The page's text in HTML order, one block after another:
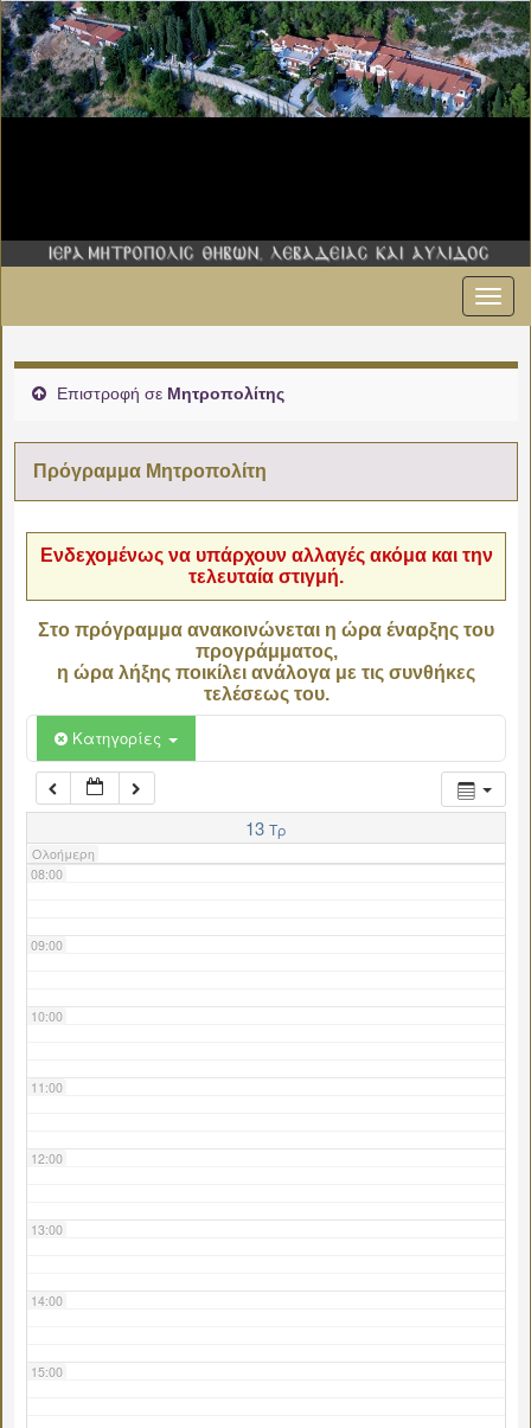
Επιστροφή σε Μητροπολίτης
Πρόγραμμα Μητροπολίτη
Ενδεχομένως να υπάρχουν αλλαγές ακόμα και την
τελευταία στιγμή.
Στο πρόγραμμα ανακοινώνεται η ώρα έναρξης του
προγράμματος,
η ώρα λήξης ποικίλει ανάλογα με τις συνθήκες
τελέσεως του.
Κατηγορίες
13 Τρ
Ολοήμερη
02:00
06:00
07:00
08:00
09:00
10:00
11:00
12:00
13:00
14:00
15:00